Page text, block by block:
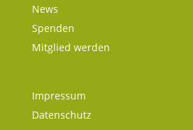
News
Spenden
Mitglied werden
Impressum
Datenschutz